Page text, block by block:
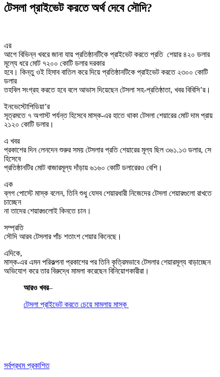
টেসলা প্রাইভেট করতে অর্থ দেবে সৌদি?
এর
আগে বিভিন্ন খবরে জানা যায় প্রতিষ্ঠানটিকে প্রাইভেট করতে প্রতি শেয়ার ৪২০ ডলার
মূল্যে ধরে মোট ৭২০০ কোটি ডলার দরকার
হবে। কিন্তু ওই হিসাব বাতিল করে দিয়ে প্রতিষ্ঠানটিকে প্রাইভেট করতে ২৩০০ কোটি
ডলার
তহবিল সংগ্রহ করতে হবে বলে আভাস দিয়েছেন টেসলা সহ-প্রতিষ্ঠাতা, খবর বিবিসি’র।
ইনভেস্টোপিডিয়া’র
সূত্রমতে ৭ অগাস্ট পর্যন্ত হিসেবে মাস্ক-এর হাতে থাকা টেসলা শেয়ারের মোট দাম প্রায়
২১২০ কোটি ডলার।
এ খবর
প্রকাশের দিন লেনদেন শুরুর সময় টেসলার প্রতি শেয়ারের মূল্য ছিল ৩৬১.১৩ ডলার, সে
হিসেবে
প্রতিষ্ঠানটির মোট বাজারমূল্য দাঁড়ায় ৬১৬০ কোটি ডলারেরও বেশি।
এক
ব্লগ পোস্টে মাস্ক বলেন, তিনি শুধু যেসব শেয়ারধারী নিজেদের টেসলা শেয়ারগুলো রাখতে
চাচ্ছেন
না তাদের শেয়ারগুলোই কিনতে চান।
সম্প্রতি
সৌদি আরব টেসলার পাঁচ শতাংশ শেয়ার কিনেছে।
এদিকে,
মাস্ক-এর এমন পরিকল্পনা প্রকাশের পর তিনি কৃত্রিমভাবে টেসলার শেয়ারমূল্য বাড়াচ্ছেন
অভিযোগ করে তার বিরুদ্ধে মামলা করেছেন বিনিয়োগকারীরা।
আরও খবর–
টেসলা প্রাইভেট করতে চেয়ে মামলায় মাস্ক
সর্বপ্রথম প্রকাশিত